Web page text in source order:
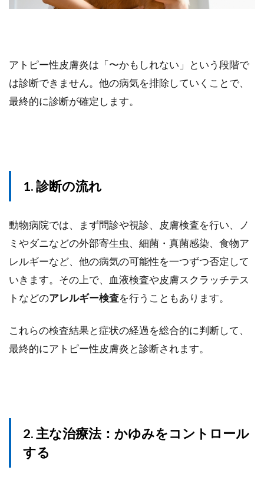
アトピー性皮膚炎は「〜かもしれない」という段階で
は診断できません。他の病気を排除していくことで、
最終的に診断が確定します。
1. 診断の流れ
動物病院では、まず問診や視診、皮膚検査を行い、ノ
ミやダニなどの外部寄生虫、細菌・真菌感染、食物ア
レルギーなど、他の病気の可能性を一つずつ否定して
いきます。その上で、血液検査や皮膚スクラッチテス
トなどのアレルギー検査を行うこともあります。
これらの検査結果と症状の経過を総合的に判断して、
最終的にアトピー性皮膚炎と診断されます。
2. 主な治療法：かゆみをコントロール
する